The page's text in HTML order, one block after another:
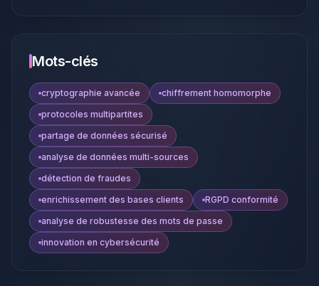
Mots-clés
cryptographie avancée
chiffrement homomorphe
protocoles multipartites
partage de données sécurisé
analyse de données multi-sources
détection de fraudes
enrichissement des bases clients
RGPD conformité
analyse de robustesse des mots de passe
innovation en cybersécurité